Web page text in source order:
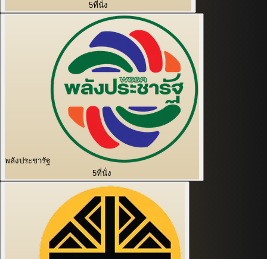
5ที่นั่ง
พลังประชารัฐ
5ที่นั่ง